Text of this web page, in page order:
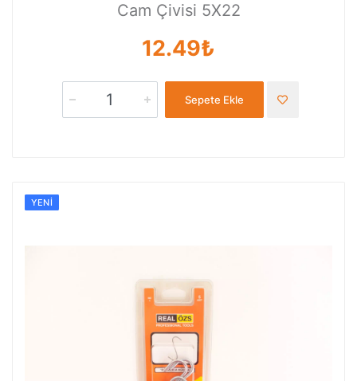
Cam Çivisi 5X22
12.49₺
Sepete Ekle
YENI